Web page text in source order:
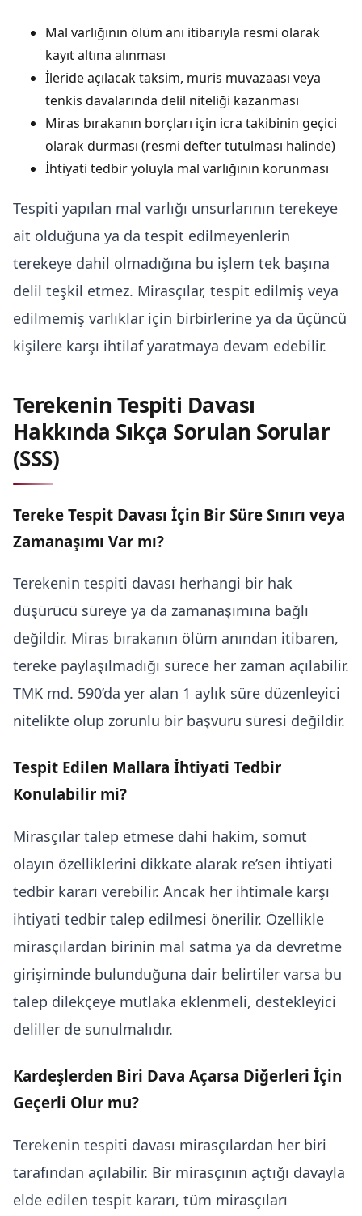
Mal varlığının ölüm anı itibarıyla resmi olarak
kayıt altına alınması
İleride açılacak taksim, muris muvazaası veya
tenkis davalarında delil niteliği kazanması
Miras bırakanın borçları için icra takibinin geçici
olarak durması (resmi defter tutulması halinde)
İhtiyati tedbir yoluyla mal varlığının korunması
Tespiti yapılan mal varlığı unsurlarının terekeye
ait olduğuna ya da tespit edilmeyenlerin
terekeye dahil olmadığına bu işlem tek başına
delil teşkil etmez. Mirasçılar, tespit edilmiş veya
edilmemiş varlıklar için birbirlerine ya da üçüncü
kişilere karşı ihtilaf yaratmaya devam edebilir.
Terekenin Tespiti Davası
Hakkında Sıkça Sorulan Sorular
(SSS)
Tereke Tespit Davası İçin Bir Süre Sınırı veya
Zamanaşımı Var mı?
Terekenin tespiti davası herhangi bir hak
düşürücü süreye ya da zamanaşımına bağlı
değildir. Miras bırakanın ölüm anından itibaren,
tereke paylaşılmadığı sürece her zaman açılabilir.
TMK md. 590’da yer alan 1 aylık süre düzenleyici
nitelikte olup zorunlu bir başvuru süresi değildir.
Tespit Edilen Mallara İhtiyati Tedbir
Konulabilir mi?
Mirasçılar talep etmese dahi hakim, somut
olayın özelliklerini dikkate alarak re’sen ihtiyati
tedbir kararı verebilir. Ancak her ihtimale karşı
ihtiyati tedbir talep edilmesi önerilir. Özellikle
mirasçılardan birinin mal satma ya da devretme
girişiminde bulunduğuna dair belirtiler varsa bu
talep dilekçeye mutlaka eklenmeli, destekleyici
deliller de sunulmalıdır.
Kardeşlerden Biri Dava Açarsa Diğerleri İçin
Geçerli Olur mu?
Terekenin tespiti davası mirasçılardan her biri
tarafından açılabilir. Bir mirasçının açtığı davayla
elde edilen tespit kararı, tüm mirasçıları